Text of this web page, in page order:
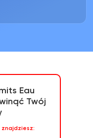
Eau
Twój
znajdziesz: